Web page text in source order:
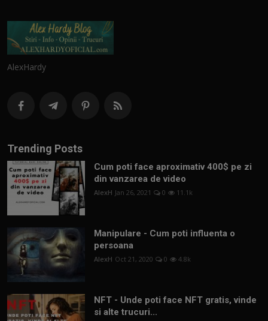
AlexHardy
Trending Posts
Cum poti face aproximativ 400$ pe zi
din vanzarea de video
AlexH Jan 26, 2021 0 11.1k
Manipulare - Cum poti influenta o
persoana
AlexH Oct 21, 2020 0 4.8k
NFT - Unde poti face NFT gratis, vinde
si alte trucuri...